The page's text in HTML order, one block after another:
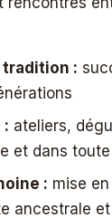
tradition :
: ateliers,
et dans
: mise
ancestrale